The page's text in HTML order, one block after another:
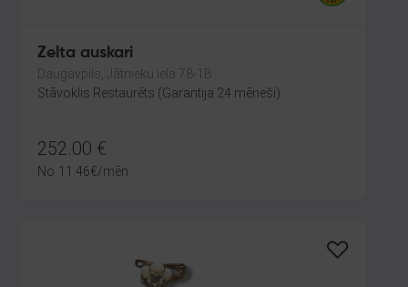
Zelta auskari
Daugavpils, Jātnieku iela 78-1B
Stāvoklis Restaurēts (Garantija 24 mēneši)
252.00 €
No 11.46€/mēn.